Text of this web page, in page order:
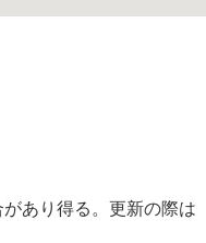
あり得る。更新の際は